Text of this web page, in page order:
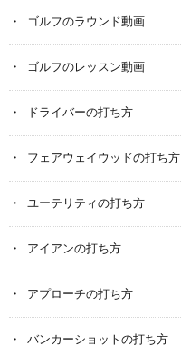
ゴルフのラウンド動画
ゴルフのレッスン動画
ドライバーの打ち方
フェアウェイウッドの打ち方
ユーテリティの打ち方
アイアンの打ち方
アプローチの打ち方
バンカーショットの打ち方